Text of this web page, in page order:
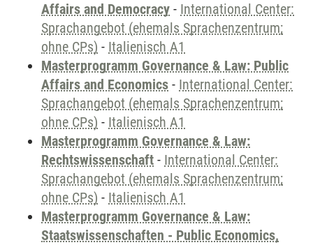
Affairs and Democracy - International Center:
Sprachangebot (ehemals Sprachenzentrum;
ohne CPs) - Italienisch A1
Masterprogramm Governance & Law: Public
Affairs and Economics - International Center:
Sprachangebot (ehemals Sprachenzentrum;
ohne CPs) - Italienisch A1
Masterprogramm Governance & Law:
Rechtswissenschaft - International Center:
Sprachangebot (ehemals Sprachenzentrum;
ohne CPs) - Italienisch A1
Masterprogramm Governance & Law:
Staatswissenschaften - Public Economics,